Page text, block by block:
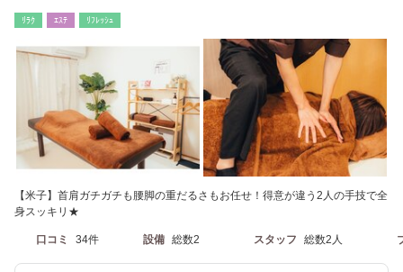
ﾘﾗｸ ｴｽﾃ ﾘﾌﾚｯｼｭ
【米子】首肩ガチガチも腰脚の重だるさもお任せ！得意が違う2人の手技で全
身スッキリ★
口コミ 34件 設備 総数2 スタッフ 総数2人